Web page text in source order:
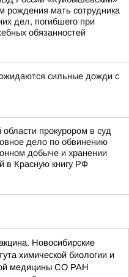
рождения мать сотрудника
дел, погибшего при
обязанностей
сильные дожди с
прокурором в суд
дело по обвинению
добыче и хранении
в Красную книгу РФ
Новосибирские
химической биологии и
медицины СО РАН